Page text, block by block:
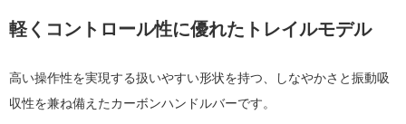
軽くコントロール性に優れたトレイルモデル
高い操作性を実現する扱いやすい形状を持つ、しなやかさと振動吸
収性を兼ね備えたカーボンハンドルバーです。